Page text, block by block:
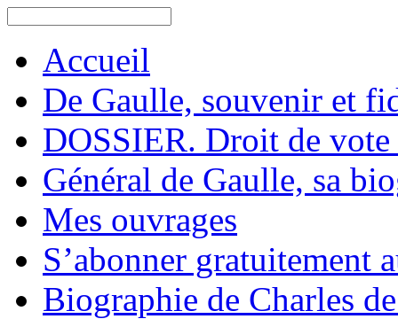
Accueil
De Gaulle, souvenir et
DOSSIER. Droit de vote
Général de Gaulle, sa
Mes ouvrages
S’abonner gratuitement
Biographie de Charles